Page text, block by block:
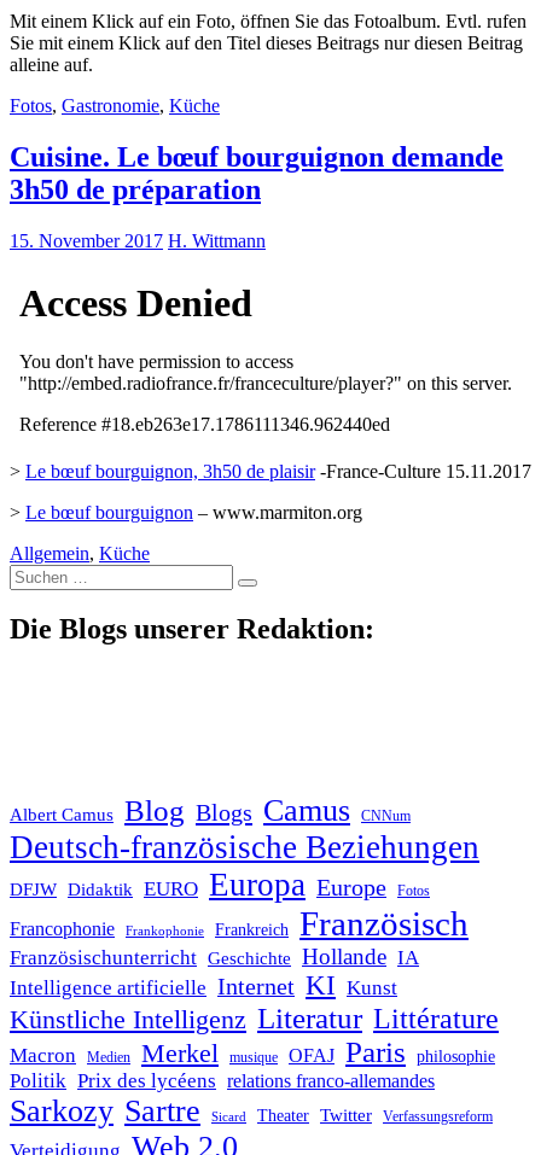
Mit einem Klick auf ein Foto, öffnen Sie das Fotoalbum. Evtl. rufen
Sie mit einem Klick auf den Titel dieses Beitrags nur diesen Beitrag
alleine auf.
Fotos, Gastronomie, Küche
Cuisine. Le bœuf bourguignon demande
3h50 de préparation
15. November 2017 H. Wittmann
> Le bœuf bourguignon, 3h50 de plaisir-France-Culture 15.11.2017
> Le bœuf bourguignon – www.marmiton.org
Allgemein, Küche
Suche
nach:
Die Blogs unserer Redaktion:
Albert Camus Blog Blogs Camus CNNum
Deutsch-französische Beziehungen
DFJW Didaktik EURO Europa Europe Fotos
Francophonie Frankophonie Frankreich Französisch
Französischunterricht Geschichte Hollande IA
Intelligence artificielle Internet KI Kunst
Künstliche Intelligenz Literatur Littérature
Macron Medien Merkel musique OFAJ Paris philosophie
Politik Prix des lycéens relations franco-allemandes
Sarkozy Sartre Sicard Theater Twitter Verfassungsreform
Web 2.0